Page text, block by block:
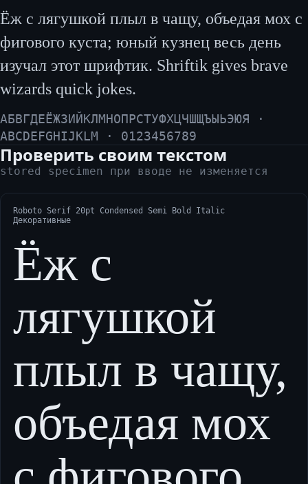
Ёж с лягушкой плыл в чащу, объедая мох с
фигового куста; юный кузнец весь день
изучал этот шрифтик. Shriftik gives brave
wizards quick jokes.
АБВГДЕЁЖЗИЙКЛМНОПРСТУФХЦЧШЩЪЫЬЭЮЯ ·
ABCDEFGHIJKLM · 0123456789
Проверить своим текстом
stored specimen при вводе не изменяется
Roboto Serif 20pt Condensed Semi Bold Italic
Декоративные
Ёж с
лягушкой
плыл в чащу,
объедая мох